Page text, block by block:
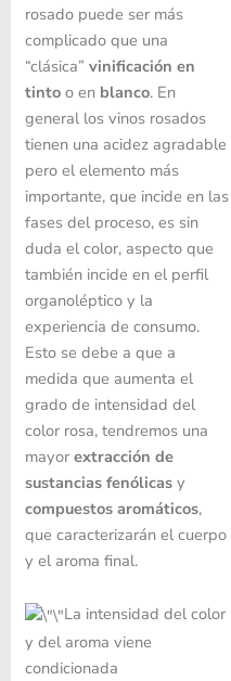
rosado puede ser más
complicado que una
“clásica” vinificación en
tintoo en blanco. En
general los vinos rosados ​​
tienen una acidez agradable
pero el elemento más
importante, que incide en las
fases del proceso, es sin
duda el color, aspecto que
también incide en el perfil
organoléptico y la
experiencia de consumo.
Esto se debe a que a
medida que aumenta el
grado de intensidad del
color rosa, tendremos una
mayor extracción de
sustancias fenólicasy
compuestos aromáticos,
que caracterizarán el cuerpo
y el aroma final.
La intensidad del color
y del aroma viene
condicionada